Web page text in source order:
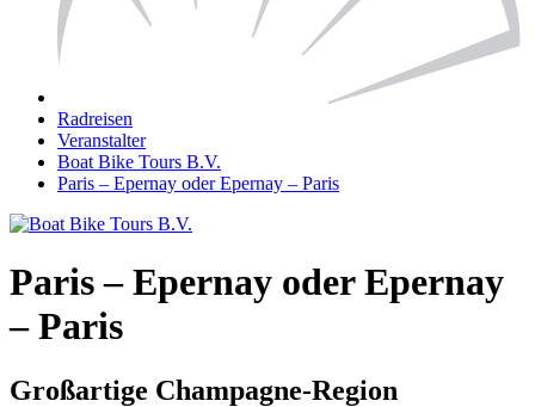
Radreisen
Veranstalter
Boat Bike Tours B.V.
Paris – Epernay oder Epernay – Paris
Paris – Epernay oder Epernay
– Paris
Großartige Champagne-Region